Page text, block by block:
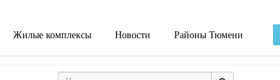
Жилые комплексы Новости Районы Тюмени